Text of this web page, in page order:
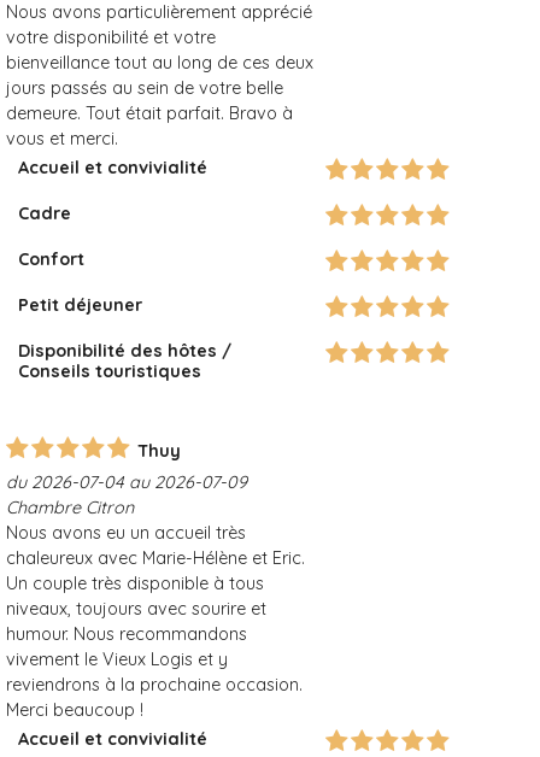
Nous avons particulièrement apprécié
votre disponibilité et votre
bienveillance tout au long de ces deux
jours passés au sein de votre belle
demeure. Tout était parfait. Bravo à
vous et merci.
Accueil et convivialité
Cadre
Confort
Petit déjeuner
Disponibilité des hôtes /
Conseils touristiques
Thuy
du 2026-07-04 au 2026-07-09
Chambre Citron
Nous avons eu un accueil très
chaleureux avec Marie-Hélène et Eric.
Un couple très disponible à tous
niveaux, toujours avec sourire et
humour. Nous recommandons
vivement le Vieux Logis et y
reviendrons à la prochaine occasion.
Merci beaucoup !
Accueil et convivialité